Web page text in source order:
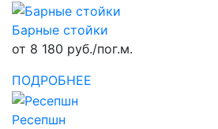
Барные стойки
от 8 180 руб./пог.м.
ПОДРОБНЕЕ
Ресепшн